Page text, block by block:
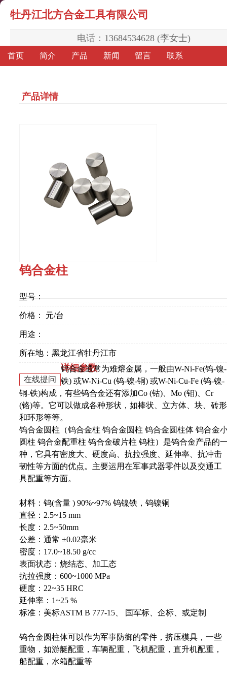
牡丹江北方合金工具有限公司
电话： 13684534628 (李女士)
首页 简介 产品 新闻 留言 联系
产品详情
钨合金柱
型号：
价格： 元/台
用途：
所在地：黑龙江省牡丹江市
在线提问
详细参数
钨合金通常为难熔金属，一般由W-Ni-Fe(钨-镍-
铁) 或W-Ni-Cu (钨-镍-铜) 或W-Ni-Cu-Fe (钨-镍-
铜-铁)构成，有些钨合金还有添加Co (钴)、Mo (钼)、Cr
(铬)等。它可以做成各种形状，如棒状、立方体、块、砖形
和环形等等。
钨合金圆柱（钨合金柱 钨合金圆柱 钨合金圆柱体 钨合金
圆柱 钨合金配重柱 钨合金破片柱 钨柱）是钨合金产品的
种，它具有密度大、硬度高、抗拉强度、延伸率、抗冲击
韧性等方面的优点。主要运用在军事武器零件以及交通工
具配重等方面。
材料：钨(含量 ) 90%~97% 钨镍铁，钨镍铜
直径：2.5~15 mm
长度：2.5~50mm
公差：通常 ±0.02毫米
密度：17.0~18.50 g/cc
表面状态：烧结态、加工态
抗拉强度：600~1000 MPa
硬度：22~35 HRC
延伸率：1~25 %
标准：美标ASTM B 777-15、 国军标、企标、或定制
钨合金圆柱体可以作为军事防御的零件，挤压模具，一些
重物，如游艇配重，车辆配重，飞机配重，直升机配重，
船配重，水箱配重等